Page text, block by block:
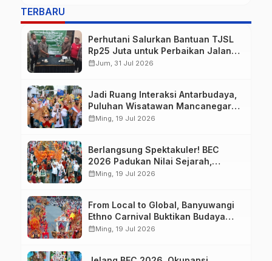
TERBARU
Perhutani Salurkan Bantuan TJSL
Rp25 Juta untuk Perbaikan Jalan
Warga Sekitar Hutan di
calendar_monthJum, 31 Jul 2026
Jadi Ruang Interaksi Antarbudaya,
Puluhan Wisatawan Mancanegara
Meriahkan BEC 2026
calendar_monthMing, 19 Jul 2026
Berlangsung Spektakuler! BEC
2026 Padukan Nilai Sejarah,
Budaya, dan Fashion Berkelas
calendar_monthMing, 19 Jul 2026
From Local to Global, Banyuwangi
Ethno Carnival Buktikan Budaya
Lokal Mampu Mendunia
calendar_monthMing, 19 Jul 2026